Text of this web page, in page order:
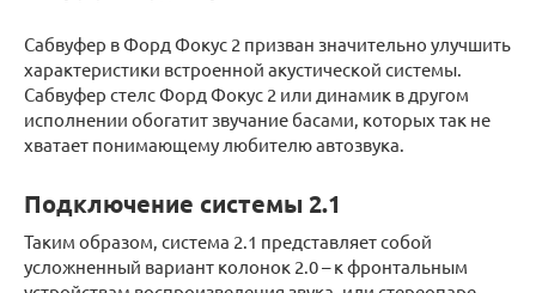
Сабвуфер в Форд Фокус 2 призван значительно улучшить
характеристики встроенной акустической системы.
Сабвуфер стелс Форд Фокус 2 или динамик в другом
исполнении обогатит звучание басами, которых так не
хватает понимающему любителю автозвука.
Подключение системы 2.1
Таким образом, система 2.1 представляет собой
усложненный вариант колонок 2.0 – к фронтальным